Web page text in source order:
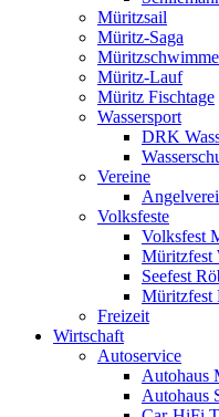
Müritzsail
Müritz-Saga
Müritz-Lauf
Müritz Fischtage
Wassersport
DRK
Vereine
Volksfeste
Volksfest
Müritzfest
Seefest
Müritzfest
Freizeit
Wirtschaft
Autoservice
Autohaus
Autohaus